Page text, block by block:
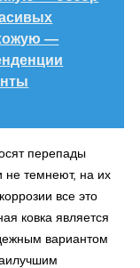
—
перепады
не темнеют, на их
все это
ковка является
вариантом